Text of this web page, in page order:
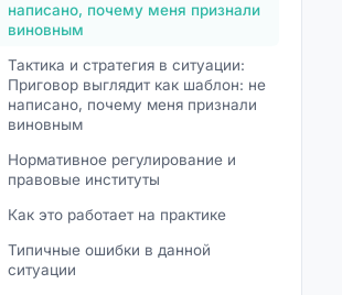
написано, почему меня признали
виновным
Тактика и стратегия в ситуации:
Приговор выглядит как шаблон: не
написано, почему меня признали
виновным
Нормативное регулирование и
правовые институты
Как это работает на практике
Типичные ошибки в данной
ситуации